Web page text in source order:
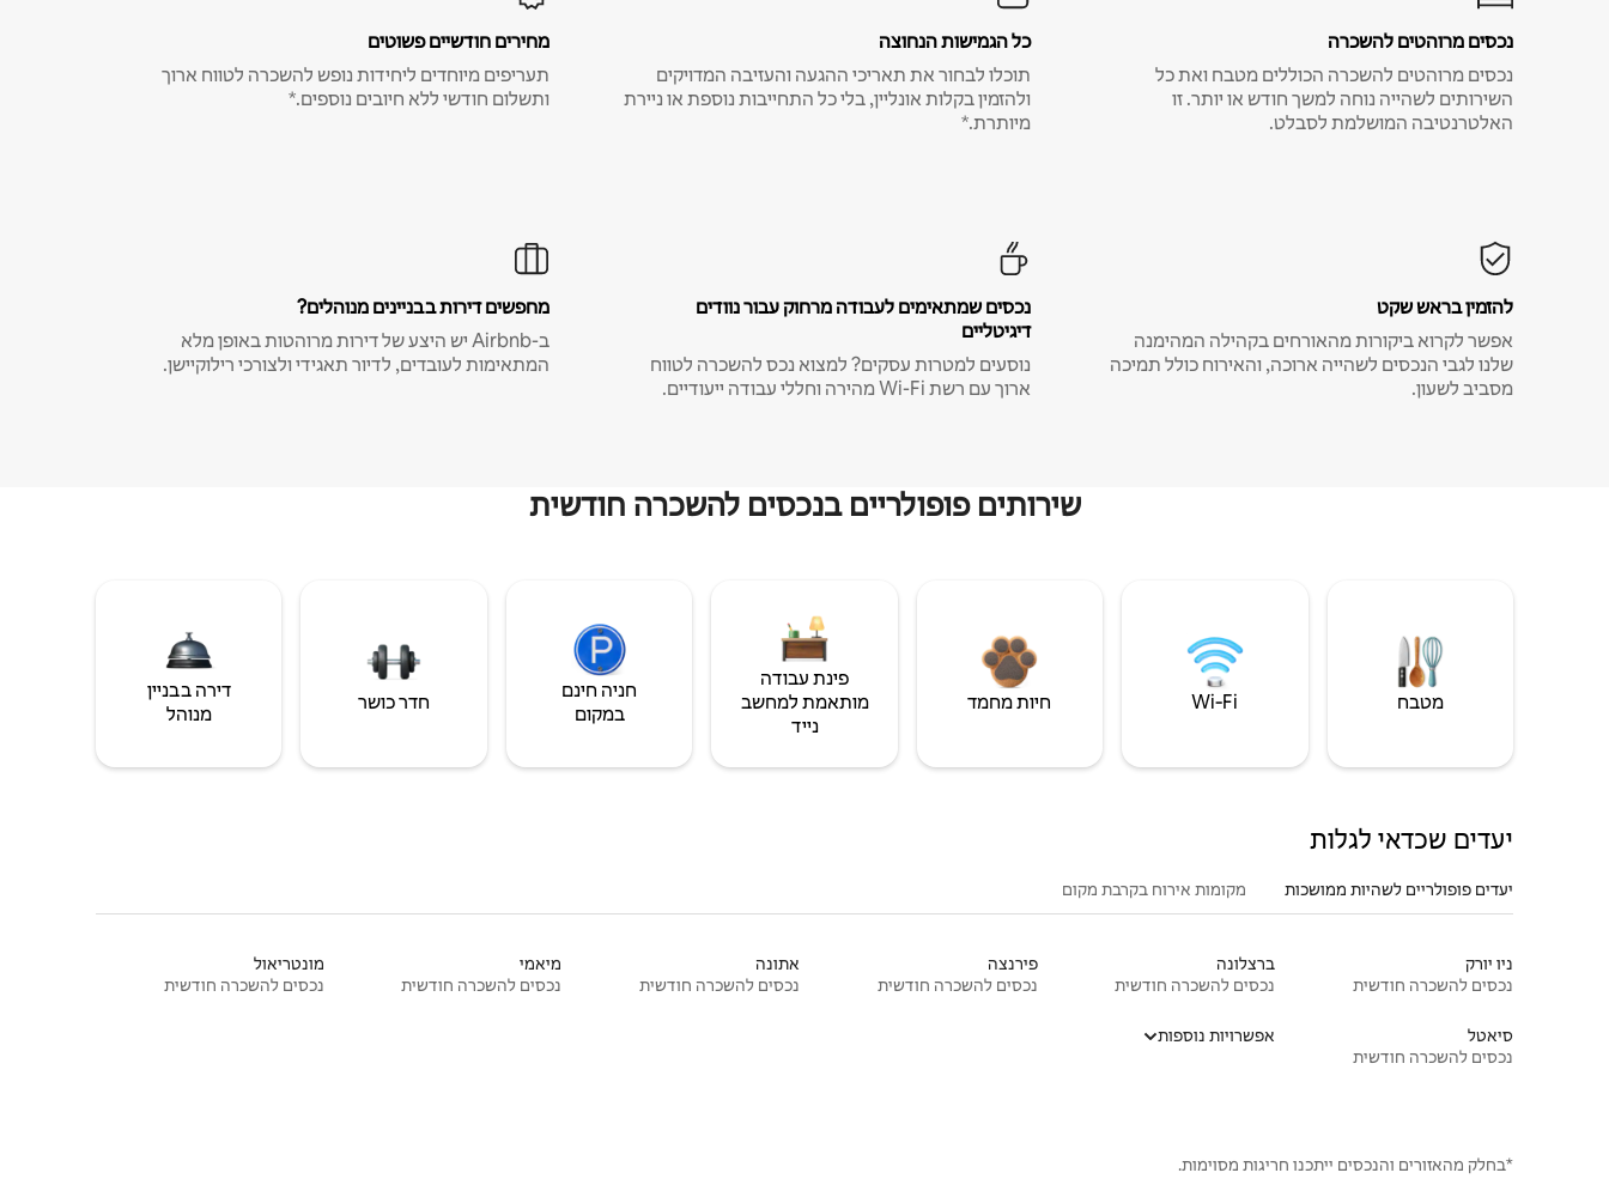
נכסים מרוהטים להשכרה
נכסים מרוהטים להשכרה הכוללים מטבח ואת כל
השירותים לשהייה נוחה למשך חודש או יותר. זו
האלטרנטיבה המושלמת לסבלט.
כל הגמישות הנחוצה
תוכלו לבחור את תאריכי ההגעה והעזיבה המדויקים
ולהזמין בקלות אונליין, בלי כל התחייבות נוספת או ניירת
מיותרת.*
מחירים חודשיים פשוטים
תעריפים מיוחדים ליחידות נופש להשכרה לטווח ארוך
ותשלום חודשי ללא חיובים נוספים.*
להזמין בראש שקט
אפשר לקרוא ביקורות מהאורחים בקהילה המהימנה
שלנו לגבי הנכסים לשהייה ארוכה, והאירוח כולל תמיכה
מסביב לשעון.
נכסים שמתאימים לעבודה מרחוק עבור נוודים
דיגיטליים
נוסעים למטרות עסקים? למצוא נכס להשכרה לטווח
ארוך עם רשת Wi-Fi מהירה וחללי עבודה ייעודיים.
מחפשים דירות בבניינים מנוהלים?
ב-Airbnb יש היצע של דירות מרוהטות באופן מלא
המתאימות לעובדים, לדיור תאגידי ולצורכי רילוקיישן.
שירותים פופולריים בנכסים להשכרה חודשית
מטבח Wi‑Fi חיות מחמד
פינת עבודה
מותאמת למחשב
נייד
חניה חינם
במקום
חדר כושר
דירה בבניין
מנוהל
יעדים שכדאי לגלות
יעדים פופולריים לשהיות ממושכות מקומות אירוח בקרבת מקום
ניו יורק
נכסים להשכרה חודשית
ברצלונה
נכסים להשכרה חודשית
פירנצה
נכסים להשכרה חודשית
אתונה
נכסים להשכרה חודשית
מיאמי
נכסים להשכרה חודשית
מונטריאול
נכסים להשכרה חודשית
סיאטל
נכסים להשכרה חודשית
אפשרויות נוספות
*בחלק מהאזורים והנכסים ייתכנו חריגות מסוימות.